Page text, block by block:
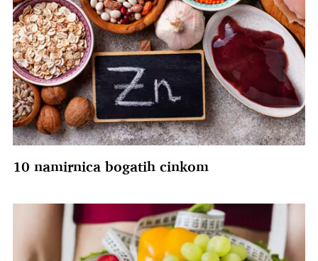
10 namirnica bogatih cinkom